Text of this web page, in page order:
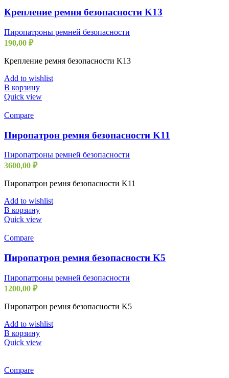
Крепление ремня безопасности K13
Пиропатроны ремней безопасности
190,00 ₽
Крепление ремня безопасности K13
Add to wishlist
В корзину
Quick view
Compare
Пиропатрон ремня безопасности K11
Пиропатроны ремней безопасности
3600,00 ₽
Пиропатрон ремня безопасности K11
Add to wishlist
В корзину
Quick view
Compare
Пиропатрон ремня безопасности K5
Пиропатроны ремней безопасности
1200,00 ₽
Пиропатрон ремня безопасности K5
Add to wishlist
В корзину
Quick view
Compare